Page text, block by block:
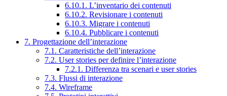
6.10.1. L’inventario dei contenuti
6.10.2. Revisionare i contenuti
6.10.3. Migrare i contenuti
6.10.4. Pubblicare i contenuti
7. Progettazione dell’interazione
7.1. Caratteristiche dell’interazione
7.2. User stories per definire l’interazione
7.2.1. Differenza tra scenari e user stories
7.3. Flussi di interazione
7.4. Wireframe